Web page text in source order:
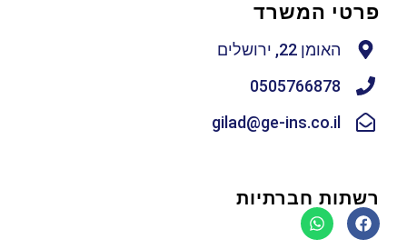
פרטי המשרד
האומן 22, ירושלים
0505766878
gilad@ge-ins.co.il
רשתות חברתיות